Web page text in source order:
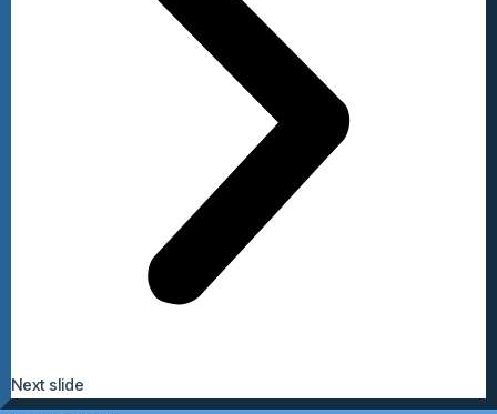
Next slide